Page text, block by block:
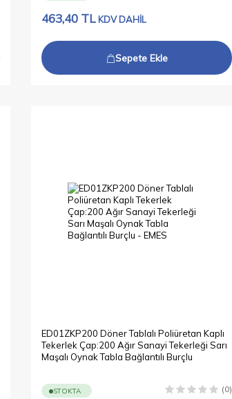
463,40 TL KDV DAHİL
Sepete Ekle
ED01ZKP200 Döner Tablalı Poliüretan Kaplı
Tekerlek Çap:200 Ağır Sanayi Tekerleği Sarı
Maşalı Oynak Tabla Bağlantılı Burçlu
STOKTA (0)